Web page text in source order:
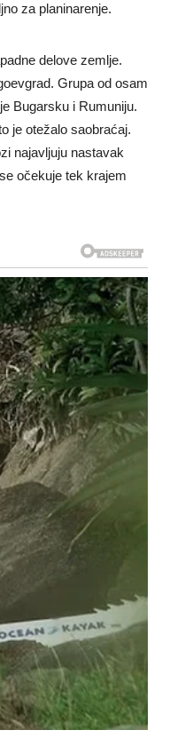
za planinarenje.
delove zemlje.
Grupa od osam
Bugarsku i Rumuniju.
je otežalo saobraćaj.
najavljuju nastavak
očekuje tek krajem